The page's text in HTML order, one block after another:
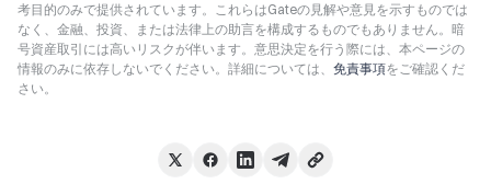
考目的のみで提供されています。これらはGateの見解や意見を示すものでは
なく、金融、投資、または法律上の助言を構成するものでもありません。暗
号資産取引には高いリスクが伴います。意思決定を行う際には、本ページの
情報のみに依存しないでください。詳細については、 免責事項をご確認くだ
さい。